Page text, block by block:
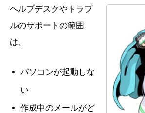
ヘルプデスクやトラブ
ルのサポートの範囲
は、
パソコンが起動しな
い
作成中のメールがど